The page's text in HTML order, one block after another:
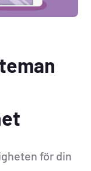
för din